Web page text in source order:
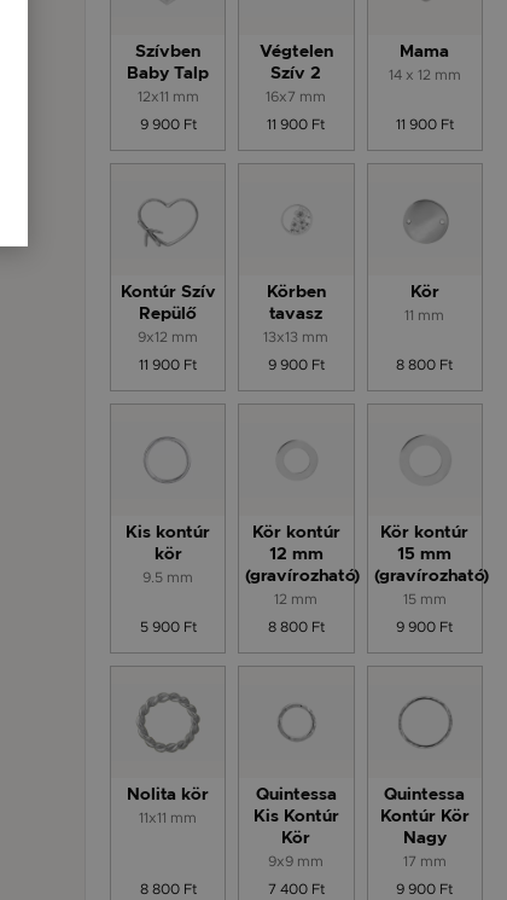
Szívben
Baby Talp
12x11 mm
9 900 Ft
Végtelen
Szív 2
16x7 mm
11 900 Ft
Mama
14 x 12 mm
11 900 Ft
Kontúr Szív
Repülő
9x12 mm
11 900 Ft
Körben
tavasz
13x13 mm
9 900 Ft
Kör
11 mm
8 800 Ft
Kis kontúr
kör
9.5 mm
5 900 Ft
Kör kontúr
12 mm
(gravírozható)
12 mm
8 800 Ft
Kör kontúr
15 mm
(gravírozható)
15 mm
9 900 Ft
Nolita kör
11x11 mm
8 800 Ft
Quintessa
Kis Kontúr
Kör
9x9 mm
7 400 Ft
Quintessa
Kontúr Kör
Nagy
17 mm
9 900 Ft